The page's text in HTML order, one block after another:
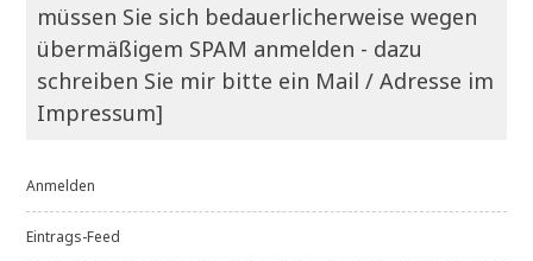
müssen Sie sich bedauerlicherweise wegen
übermäßigem SPAM anmelden - dazu
schreiben Sie mir bitte ein Mail / Adresse im
Impressum]
Anmelden
Eintrags-Feed